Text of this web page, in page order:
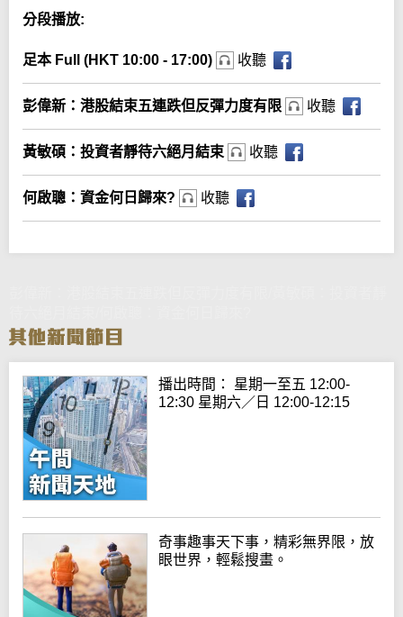
分段播放:
足本 Full (HKT 10:00 - 17:00) 收聽
彭偉新：港股結束五連跌但反彈力度有限 收聽
黃敏碩：投資者靜待六絕月結束 收聽
何啟聰：資金何日歸來? 收聽
播出時間： 星期一至五 12:00-
12:30 星期六／日 12:00-12:15
奇事趣事天下事，精彩無界限，放
眼世界，輕鬆搜畫。